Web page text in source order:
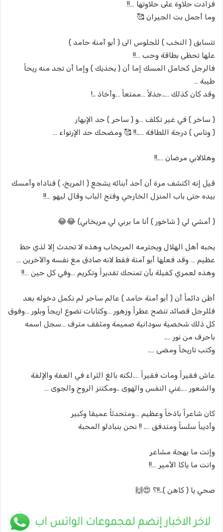
فزادت حلاوة على حلاوتها …!!
وما أجمل بت الجيران 🥰
تتسابق ( النخب ) للجلوس الى ( أبو آمنة حامد )
علها تحظى بطاقة وحب …!!
فالرجل كحامل المسك إما أن ( يحذيك ) وإما أن تجد منه ريحاً
طيبة …
وقد كان كذلك …..جذلاً …ممتعاً …وأخاذ ..!
( ساخر ) في غير تكلف …و ( ساحر ) حد الإبهار
( وناس ) درجة اللطافة …..!! 🥰 ومضحك حد الإرتواء …
وهلالابي مرضان ….!!
قيل إنه اكتشف مرة أن أحد أبنائه يشجع ( المريخ، ) فناداه وأمسك
بيده حتى باب المنزل الخارجي وفتح الباب وقال ليهو …!!
( أمشي لي ( شاخور ) أنا ما بربي لي مريخابي) 😂😂
يحبه أهل الهلال ويحترمه المريخاب وهذه لا تحدث إلا لذي حظ
عظيم … وقد فعلها أبو آمنة فقط لانه صادق مع نفسه والآخرين …
وهذه لعمري كفيلة بأن تمنحك تقديراً وتكريم …وفي كل حين …!!
أظن دائماً أن ( أبو آمنة حامد ) عالم ساحر لم نكمل دخوله بعد
فللرجل قصائد تنضح عطراً وزهور …وكتابات تضوع اريجاً وبلور …وفوق
كل ذلك شخصية سودانية صميمة ومثقف مترف …سجل اسمه
باحرف من نور ….
وكتب تاريخاً ومضى ….
عاش فقيراً ومات فقيراً ….لكنه بالغ الثراء في العفة والإلفة
والشعور ….غني النفس والهوى ..ومكتنز الروح والجوى …
كان شاعراً باذخاً وعظيم …ومتحدثاً عميقا وكبير
وأديباً سلساً ومتدفق …. !! نحن بنبادلو المحبة
وإنت ما بهجة مشاعر
وانت ما ياكا الأمير …!!
صحي يا ( كاهن )..!!؟ 😍🙌